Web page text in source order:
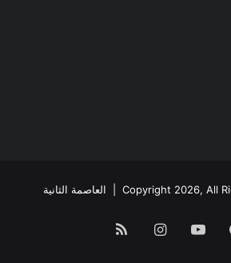
العاصمة الثانية
فيسبوكيوتيوبانستقرامملخص